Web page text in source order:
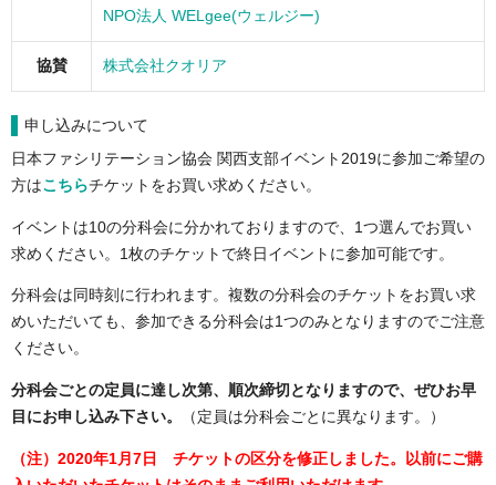
NPO法人 WELgee(ウェルジー)
協賛 株式会社クオリア
申し込みについて
⽇本ファシリテーション協会 関⻄⽀部イベント2019に参加ご希望の
⽅はこちらチケットをお買い求めください。
イベントは10の分科会に分かれておりますので、1つ選んでお買い
求めください。1枚のチケットで終⽇イベントに参加可能です。
分科会は同時刻に⾏われます。複数の分科会のチケットをお買い求
めいただいても、参加できる分科会は1つのみとなりますのでご注意
ください。
分科会ごとの定員に達し次第、順次締切となりますので、ぜひお早
⽬にお申し込み下さい。
（定員は分科会ごとに異なります。）
（注）2020年1月7日 チケットの区分を修正しました。以前にご購